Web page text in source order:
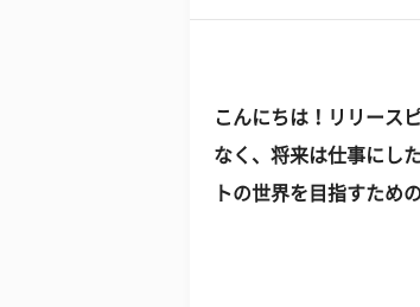
こんにちは！リリース
なく、将来は仕事にし
トの世界を目指すため